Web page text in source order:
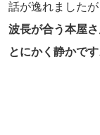
話が逸れましたが
波長が合う本屋
とにかく静かです